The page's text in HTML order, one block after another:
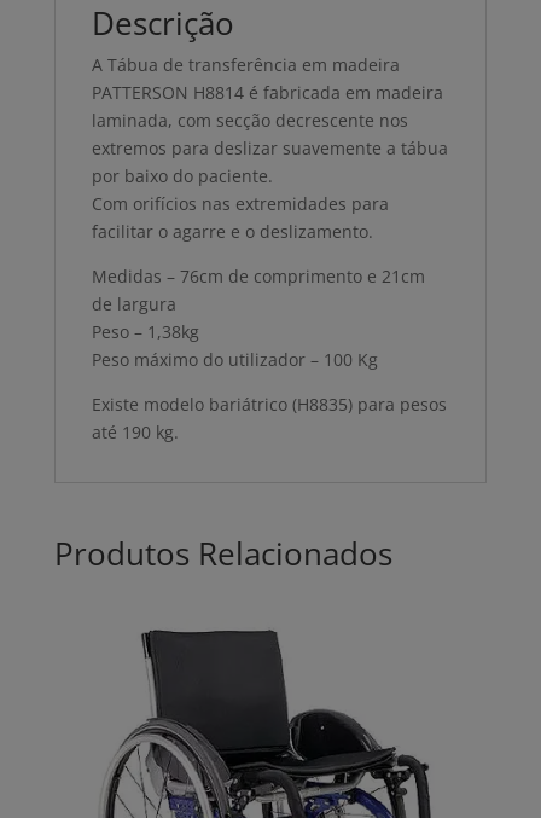
Descrição
A Tábua de transferência em madeira
PATTERSON H8814 é fabricada em madeira
laminada, com secção decrescente nos
extremos para deslizar suavemente a tábua
por baixo do paciente.
Com orifícios nas extremidades para
facilitar o agarre e o deslizamento.
Medidas – 76cm de comprimento e 21cm
de largura
Peso – 1,38kg
Peso máximo do utilizador – 100 Kg
Existe modelo bariátrico (H8835) para pesos
até 190 kg.
Produtos Relacionados